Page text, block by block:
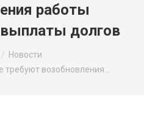
работы
выплаты долгов
Новости
возобновления…